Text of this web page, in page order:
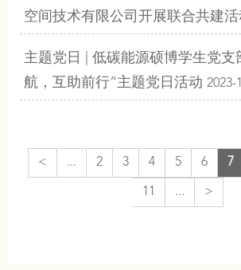
空间技术有限公司开展联合共建活
主题党日 | 低碳能源硕博学生党支
航，互助前行”主题党日活动 2023-
< ... 2 3 4 5 6 7
11 ... >